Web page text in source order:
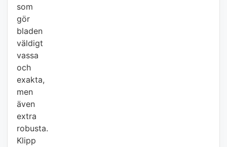
som
gör
bladen
väldigt
vassa
och
exakta,
men
även
extra
robusta.
Klipp